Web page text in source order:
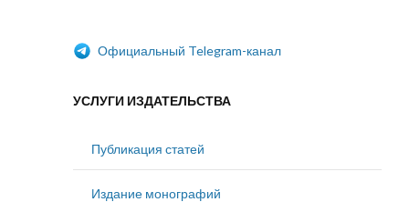
Официальный Telegram-канал
УСЛУГИ ИЗДАТЕЛЬСТВА
Публикация статей
Издание монографий